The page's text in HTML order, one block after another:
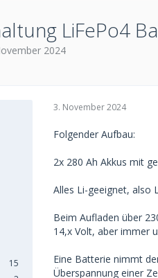
LiFePo4
2024
15
3. November 2024
Folgender Aufbau:
2x 280 Ah Akkus mit
Alles Li-geeignet, also
Beim Aufladen über
14,x Volt, aber immer
Eine Batterie nimmt
Überspannung einer